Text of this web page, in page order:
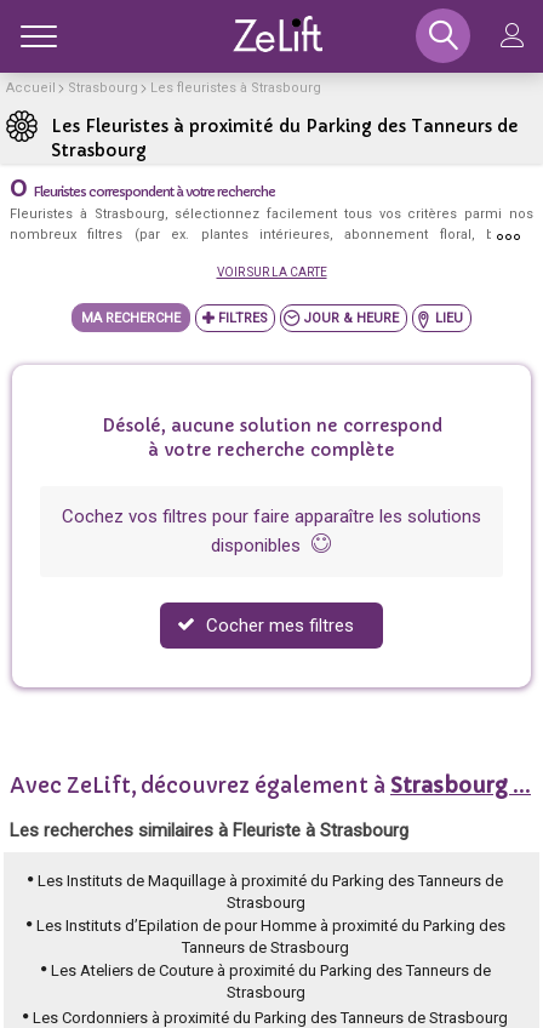
Accueil Strasbourg Les fleuristes à Strasbourg
Les Fleuristes à proximité du Parking des Tanneurs de
Strasbourg
+ −
0 Fleuristes correspondent à votre recherche
Fleuristes à Strasbourg, sélectionnez facilement tous vos critères parmi nos
nombreux filtres (par ex. plantes intérieures, abonnement floral, bonsaï,
encore au centre ville, lundi, après 19h, ...) et découvrez les meilleurs fleuristes
VOIR SUR LA CARTE
MA RECHERCHE JOUR & HEURE LIEU
Désolé, aucune solution ne correspond
à votre recherche complète
Cochez vos filtres pour faire apparaître les solutions
disponibles
Cocher mes filtres
Avec ZeLift, découvrez également à Strasbourg ...
Les recherches similaires à Fleuriste à Strasbourg
Les Instituts de Maquillage à proximité du Parking des Tanneurs de
Strasbourg
Les Instituts d’Epilation de pour Homme à proximité du Parking des
Tanneurs de Strasbourg
Les Ateliers de Couture à proximité du Parking des Tanneurs de
Strasbourg
Les Cordonniers à proximité du Parking des Tanneurs de Strasbourg